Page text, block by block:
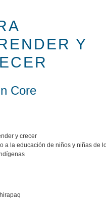
Y
Core
y crecer
a la educación de niños y niñas de